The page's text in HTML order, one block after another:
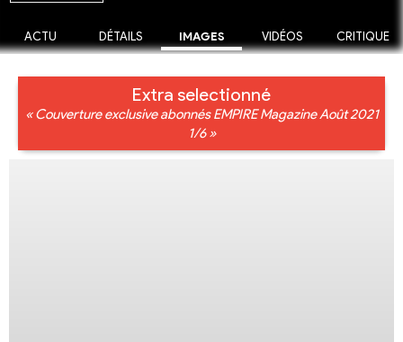
ACTU DÉTAILS IMAGES VIDÉOS CRITIQUE
Extra selectionné
« Couverture exclusive abonnés EMPIRE Magazine Août 2021
1/6 »